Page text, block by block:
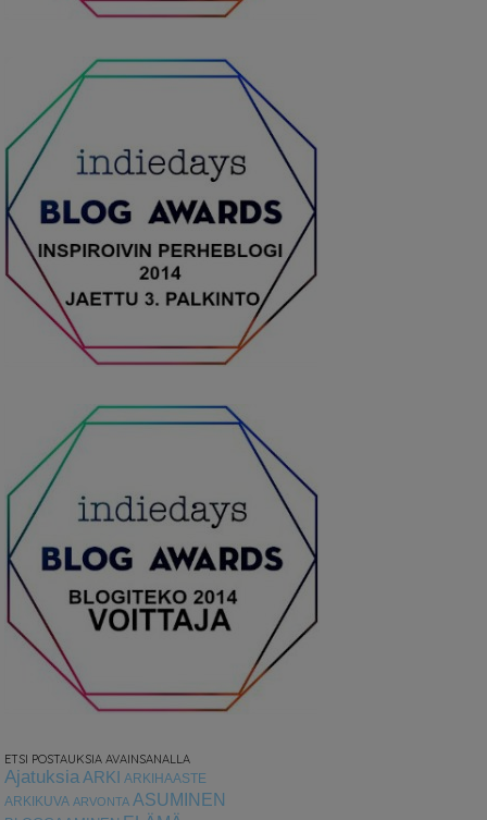
ETSI POSTAUKSIA AVAINSANALLA
AjatuksiaARKI ARKIHAASTE
ARKIKUVA ARVONTA ASUMINEN